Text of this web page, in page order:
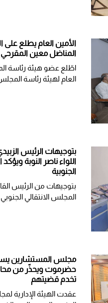
الأمين العام يطلع على
المناضل معين
اطّلع عضو هيئة رئاسة
العام لهيئة رئاسة
بتوجيهات الرئيس
اللواء ناصر النوبة
الجنوبية
بتوجيهات من الرئيس
المجلس الانتقالي الجنوبي
مجلس المستشارين
حضرموت ويحذّر من
تخدم قضيتهم
عقدت الهيئة الإدارية